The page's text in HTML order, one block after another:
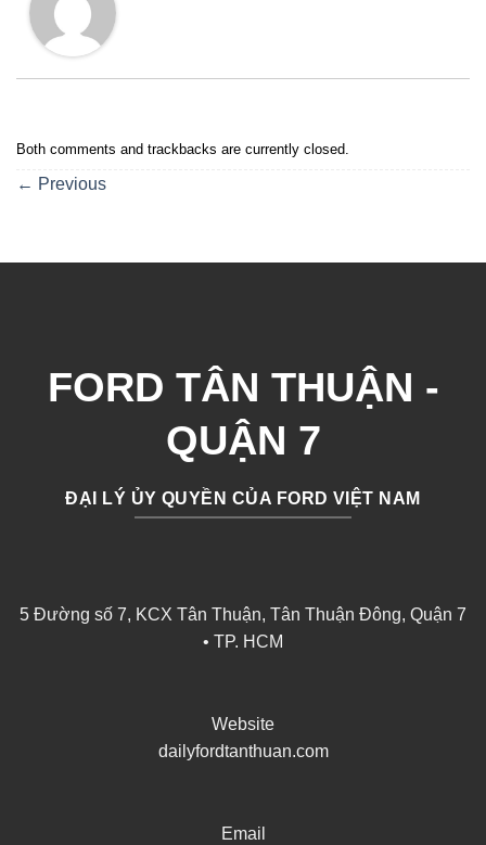
Both comments and trackbacks are currently closed.
← Previous
FORD TÂN THUẬN -
QUẬN 7
ĐẠI LÝ ỦY QUYỀN CỦA FORD VIỆT NAM
5 Đường số 7, KCX Tân Thuận, Tân Thuận Đông, Quận 7
• TP. HCM
Website
dailyfordtanthuan.com
Email